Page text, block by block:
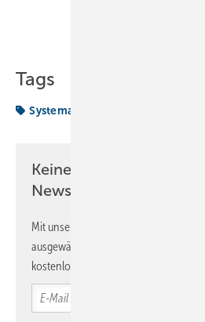
Tags
Systemair
Keine Zeit? Kein
Newsletter!
Mit unserem Newsletter erhalten Sie
ausgewählte Informationen und
kostenlos direkt ins Postfach.